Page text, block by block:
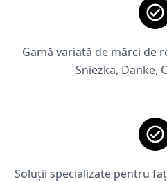
Gamă variată de mărci de
Sniezka, Danke,
Soluții specializate pentru